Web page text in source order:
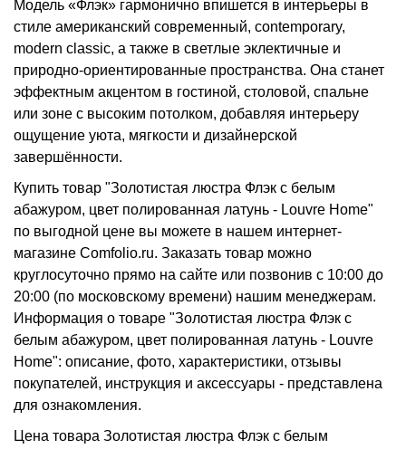
Модель «Флэк» гармонично впишется в интерьеры в
стиле американский современный, contemporary,
modern classic, а также в светлые эклектичные и
природно-ориентированные пространства. Она станет
эффектным акцентом в гостиной, столовой, спальне
или зоне с высоким потолком, добавляя интерьеру
ощущение уюта, мягкости и дизайнерской
завершённости.
Купить товар "Золотистая люстра Флэк с белым
абажуром, цвет полированная латунь - Louvre Home"
по выгодной цене вы можете в нашем интернет-
магазине Comfolio.ru. Заказать товар можно
круглосуточно прямо на сайте или позвонив с 10:00 до
20:00 (по московскому времени) нашим менеджерам.
Информация о товаре "Золотистая люстра Флэк с
белым абажуром, цвет полированная латунь - Louvre
Home": описание, фото, характеристики, отзывы
покупателей, инструкция и аксессуары - представлена
для ознакомления.
Цена товара Золотистая люстра Флэк с белым